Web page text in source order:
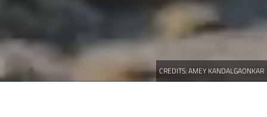
CREDITS:AMEY KANDALGAONKAR